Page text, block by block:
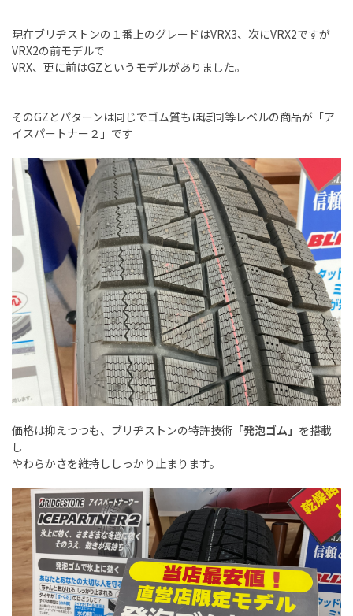
現在ブリヂストンの１番上のグレードはVRX3、次にVRX2ですが
VRX2の前モデルで
VRX、更に前はGZというモデルがありました。
そのGZとパターンは同じでゴム質もほぼ同等レベルの商品が「ア
イスパートナー２」です
価格は抑えつつも、ブリヂストンの特許技術 「発泡ゴム」 を搭載
し
やわらかさを維持ししっかり止まります。